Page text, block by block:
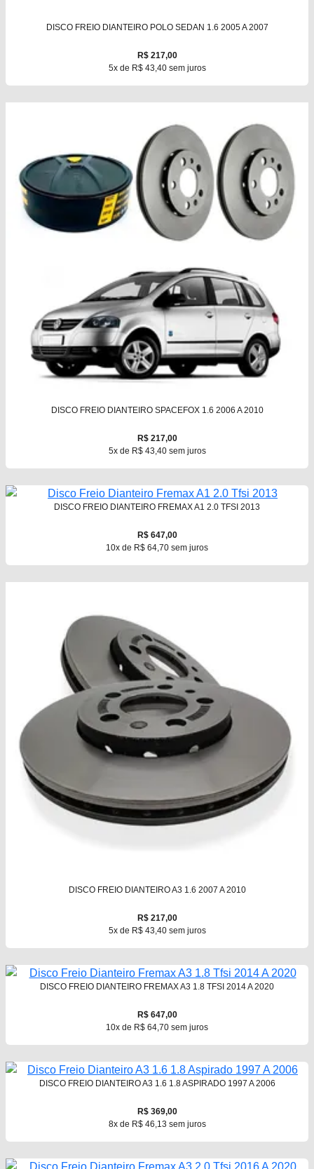
DISCO FREIO DIANTEIRO POLO SEDAN 1.6 2005 A 2007
R$ 217,00
5x de R$ 43,40 sem juros
DISCO FREIO DIANTEIRO SPACEFOX 1.6 2006 A 2010
R$ 217,00
5x de R$ 43,40 sem juros
DISCO FREIO DIANTEIRO FREMAX A1 2.0 TFSI 2013
R$ 647,00
10x de R$ 64,70 sem juros
DISCO FREIO DIANTEIRO A3 1.6 2007 A 2010
R$ 217,00
5x de R$ 43,40 sem juros
DISCO FREIO DIANTEIRO FREMAX A3 1.8 TFSI 2014 A 2020
R$ 647,00
10x de R$ 64,70 sem juros
DISCO FREIO DIANTEIRO A3 1.6 1.8 ASPIRADO 1997 A 2006
R$ 369,00
8x de R$ 46,13 sem juros